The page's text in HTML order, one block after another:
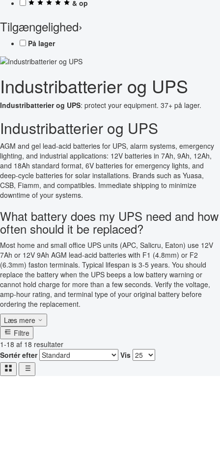
& op
Tilgængelighed›
På lager
Industribatterier og UPS
Industribatterier og UPS: protect your equipment. 37+ på lager.
Industribatterier og UPS
AGM and gel lead-acid batteries for UPS, alarm systems, emergency
lighting, and industrial applications: 12V batteries in 7Ah, 9Ah, 12Ah,
and 18Ah standard format, 6V batteries for emergency lights, and
deep-cycle batteries for solar installations. Brands such as Yuasa,
CSB, Fiamm, and compatibles. Immediate shipping to minimize
downtime of your systems.
What battery does my UPS need and how
often should it be replaced?
Most home and small office UPS units (APC, Salicru, Eaton) use 12V
7Ah or 12V 9Ah AGM lead-acid batteries with F1 (4.8mm) or F2
(6.3mm) faston terminals. Typical lifespan is 3-5 years. You should
replace the battery when the UPS beeps a low battery warning or
cannot hold charge for more than a few seconds. Verify the voltage,
amp-hour rating, and terminal type of your original battery before
ordering the replacement.
Læs mere
Filtre
1-18 af 18 resultater
Sortér efter
Vis